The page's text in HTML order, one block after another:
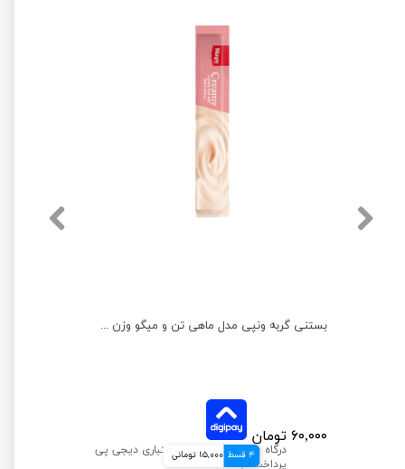
بستنی گربه ونپی مدل ماهی تن و میگو وزن 14 گرم
۶۰,۰۰۰ تومان
4 قسط 15,000 تومانی